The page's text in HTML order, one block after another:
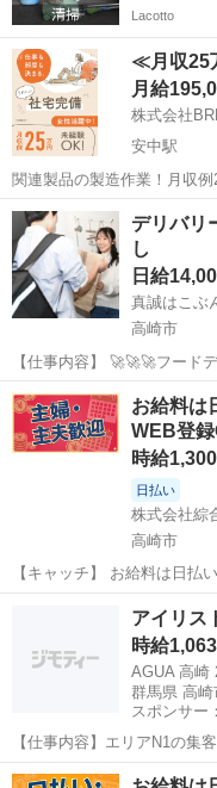
Lacotto
≪月収25
月給
株式会社
安中駅
関連製品の製造作業！月収
験活躍中★20代～40代の男
赴任旅費会社負担！食堂利用可！《
事 ◇自動車関連製品の製造...
群馬 高崎市 安中駅
デリバリ
し
日給
真誠はこぶ
高崎市
【仕事内容】 🚀🚀🚀フードデリバリー配達員🚀🚀🚀 バイク・車（黒ナ
ンバー必須）を使って配達いただきます。 重
群馬 高崎市 デリバ
お給料は
WEB登
時給
日払い
株式会社綜
高崎市
【キャッチ】 お給料は日
OK！「車検・整備の割引案
辺！20代～40代のスタッフが多数活躍中★
派遣会社で働きませんか...
その他
アイリス
時給
AGUA 高崎
群馬県 高崎
スポンサー
【仕事内容】エリアN1の集
OK・連休OK <募集職種> ア
アルバイト・パート